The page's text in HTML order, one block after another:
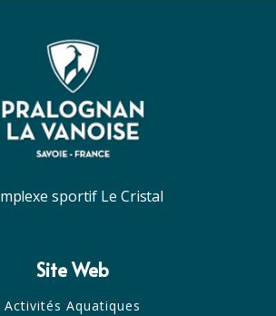
sportif Le Cristal
Site Web
Activités Aquatiques